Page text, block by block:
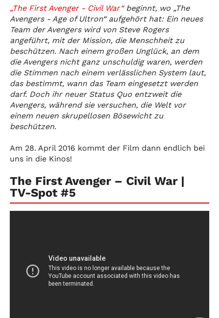
„The First Avenger - Civil War“beginnt, wo „The
Avengers - Age of Ultron“ aufgehört hat: Ein neues
Team der Avengers wird von Steve Rogers
angeführt, mit der Mission, die Menschheit zu
beschützen. Nach einem großen Unglück, an dem
die Avengers nicht ganz unschuldig waren, werden
die Stimmen nach einem verlässlichen System laut,
das bestimmt, wann das Team eingesetzt werden
darf. Doch ihr neuer Status Quo entzweit die
Avengers, während sie versuchen, die Welt vor
einem neuen skrupellosen Bösewicht zu
beschützen.
Am 28. April 2016 kommt der Film dann endlich bei
uns in die Kinos!
The First Avenger – Civil War |
TV-Spot #5